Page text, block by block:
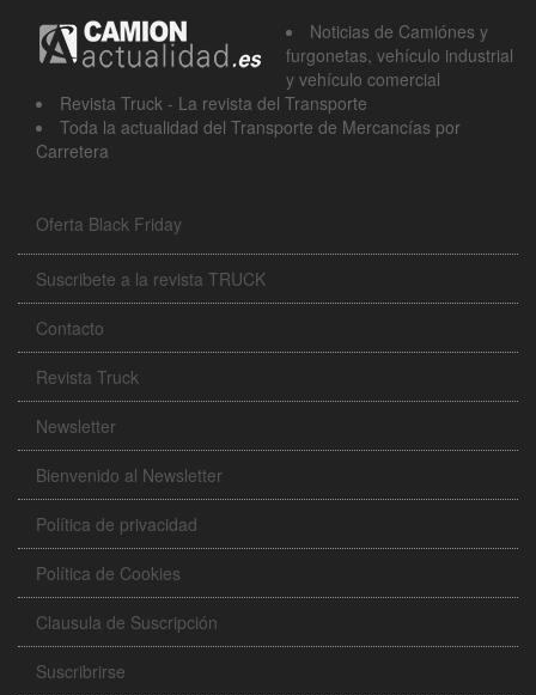
Noticias de Camiónes y
furgonetas, vehículo industrial
y vehículo comercial
Revista Truck - La revista del Transporte
Toda la actualidad del Transporte de Mercancías por
Carretera
Oferta Black Friday
Suscribete a la revista TRUCK
Contacto
Revista Truck
Newsletter
Bienvenido al Newsletter
Política de privacidad
Política de Cookies
Clausula de Suscripción
Suscribrirse